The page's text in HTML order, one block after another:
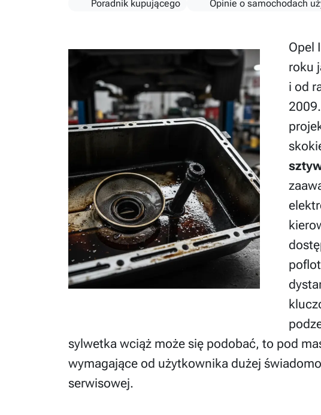
Poradnik kupującego Opinie o samochodach
Opel
roku
i od
sylwetka wciąż może się podobać, to pod
wymagające od użytkownika dużej
serwisowej.